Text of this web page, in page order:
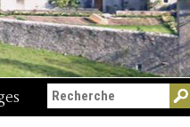
Messe du 15 août